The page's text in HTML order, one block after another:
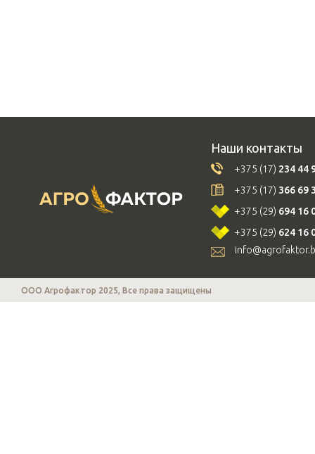
Наши контакты
+375 (17) 234 44
+375 (17) 366 69
+375 (29) 694 16
+375 (29) 624 16
ООО Агрофактор 2025, Все права защищены